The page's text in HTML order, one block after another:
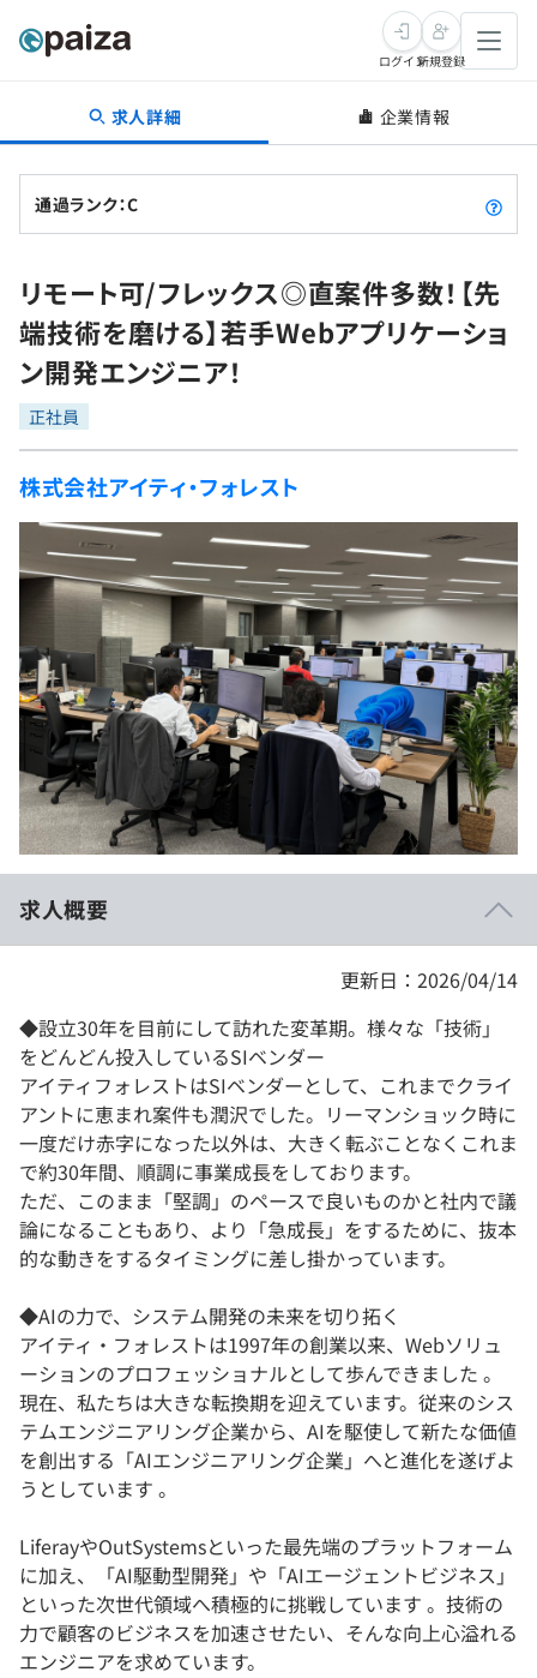
転職・キャリア
転職成功ガイド
転職エージェント
インタビュー
転職成功ガイド
新卒就活
求人検索
本選考
インターン
新卒エージェント
イベント・セミナー
インタビュー
就活成功ガイド
学習
問題集
4択課題
ナレッジ
リファレンス
プラン
個人向けプラン
法人向けプラン
学校向けプラン
契約内容・クーポン
プログラミング言語
評価結果一覧
再チャレンジ結果一覧
ゲーム・マンガ
Tech Team Journal
paiza times
note
paizaとは？
ログイン新規登録
求人詳細 企業情報
通過ランク：C
リモート可/フレックス◎直案件多数！【先
端技術を磨ける】若手Webアプリケーショ
ン開発エンジニア！
正社員
株式会社アイティ・フォレスト
求人概要
更新日：2026/04/14
◆設立30年を目前にして訪れた変革期。様々な「技術」
をどんどん投入しているSIベンダー
アイティフォレストはSIベンダーとして、これまでクライ
アントに恵まれ案件も潤沢でした。リーマンショック時に
一度だけ赤字になった以外は、大きく転ぶことなくこれま
で約30年間、順調に事業成長をしております。
ただ、このまま「堅調」のペースで良いものかと社内で議
論になることもあり、より「急成長」をするために、抜本
的な動きをするタイミングに差し掛かっています。
◆AIの力で、システム開発の未来を切り拓く
アイティ・フォレストは1997年の創業以来、Webソリュ
ーションのプロフェッショナルとして歩んできました 。
現在、私たちは大きな転換期を迎えています。従来のシス
テムエンジニアリング企業から、AIを駆使して新たな価値
を創出する「AIエンジニアリング企業」へと進化を遂げよ
うとしています 。
LiferayやOutSystemsといった最先端のプラットフォーム
に加え、「AI駆動型開発」や「AIエージェントビジネス」
といった次世代領域へ積極的に挑戦しています 。技術の
力で顧客のビジネスを加速させたい、そんな向上心溢れる
エンジニアを求めています。